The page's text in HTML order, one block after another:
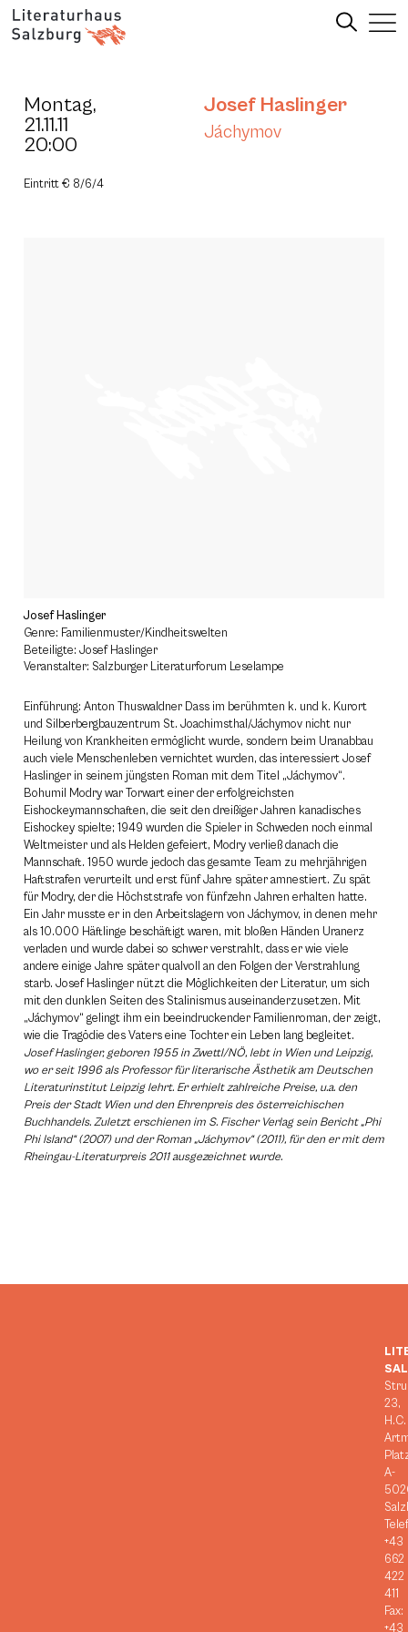
Montag,
21.11.11
20:00
Josef Haslinger
Jáchymov
Eintritt € 8/6/4
Josef Haslinger
Genre: Familienmuster/Kindheitswelten
Beteiligte: Josef Haslinger
Veranstalter: Salzburger Literaturforum Leselampe
Einführung: Anton Thuswaldner Dass im berühmten k. und k. Kurort
und Silberbergbauzentrum St. Joachimsthal/Jáchymov nicht nur
Heilung von Krankheiten ermöglicht wurde, sondern beim Uranabbau
auch viele Menschenleben vernichtet wurden, das interessiert Josef
Haslinger in seinem jüngsten Roman mit dem Titel „Jáchymov“.
Bohumil Modry war Torwart einer der erfolgreichsten
Eishockeymannschaften, die seit den dreißiger Jahren kanadisches
Eishockey spielte; 1949 wurden die Spieler in Schweden noch einmal
Weltmeister und als Helden gefeiert, Modry verließ danach die
Mannschaft. 1950 wurde jedoch das gesamte Team zu mehrjährigen
Haftstrafen verurteilt und erst fünf Jahre später amnestiert. Zu spät
für Modry, der die Höchststrafe von fünfzehn Jahren erhalten hatte.
Ein Jahr musste er in den Arbeitslagern von Jáchymov, in denen mehr
als 10.000 Häftlinge beschäftigt waren, mit bloßen Händen Uranerz
verladen und wurde dabei so schwer verstrahlt, dass er wie viele
andere einige Jahre später qualvoll an den Folgen der Verstrahlung
starb. Josef Haslinger nützt die Möglichkeiten der Literatur, um sich
mit den dunklen Seiten des Stalinismus auseinanderzusetzen. Mit
„Jáchymov“ gelingt ihm ein beeindruckender Familienroman, der zeigt,
wie die Tragödie des Vaters eine Tochter ein Leben lang begleitet.
Josef Haslinger, geboren 1955 in Zwettl/NÖ, lebt in Wien und Leipzig,
wo er seit 1996 als Professor für literarische Ästhetik am Deutschen
Literaturinstitut Leipzig lehrt. Er erhielt zahlreiche Preise, u.a. den
Preis der Stadt Wien und den Ehrenpreis des österreichischen
Buchhandels. Zuletzt erschienen im S. Fischer Verlag sein Bericht „Phi
Phi Island“ (2007) und der Roman „Jáchymov“ (2011), für den er mit dem
Rheingau-Literaturpreis 2011 ausgezeichnet wurde.
23,
H.C.
A-
+43
662
422
411
Fax:
+43